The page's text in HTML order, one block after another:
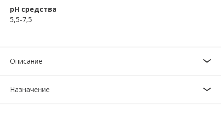
рН средства
5,5-7,5
Описание
Назначение